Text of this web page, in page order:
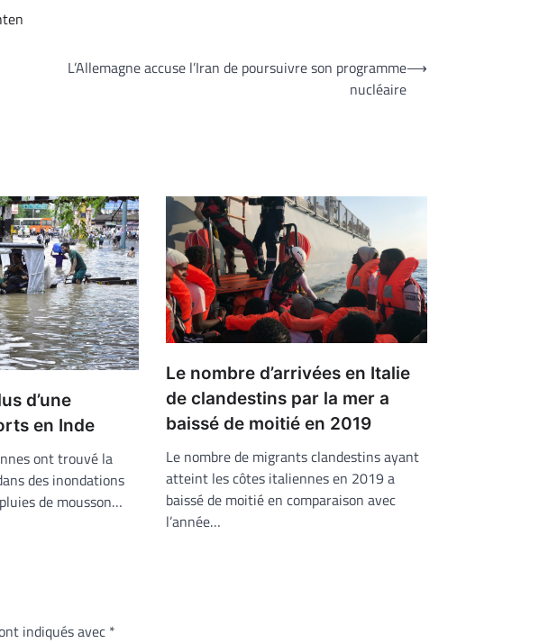
L’Allemagne accuse l’Iran de poursuivre son programme
nucléaire
⟶
d’une
en Inde
ont trouvé la
des inondations
de mousson…
Le nombre d’arrivées en Italie
de clandestins par la mer a
baissé de moitié en 2019
Le nombre de migrants clandestins ayant
atteint les côtes italiennes en 2019 a
baissé de moitié en comparaison avec
l’année…
indiqués avec *